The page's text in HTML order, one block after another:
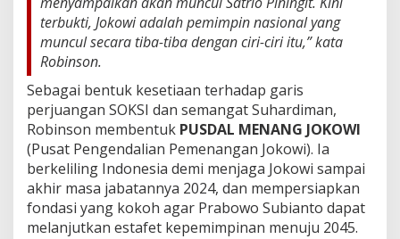
terbukti, Jokowi adalah pemimpin nasional yang
muncul secara tiba-tiba dengan ciri-ciri itu,” kata
Robinson.
Sebagai bentuk kesetiaan terhadap garis
perjuangan SOKSI dan semangat Suhardiman,
Robinson membentuk PUSDAL MENANG JOKOWI
(Pusat Pengendalian Pemenangan Jokowi). Ia
berkeliling Indonesia demi menjaga Jokowi sampai
akhir masa jabatannya 2024, dan mempersiapkan
fondasi yang kokoh agar Prabowo Subianto dapat
melanjutkan estafet kepemimpinan menuju 2045.